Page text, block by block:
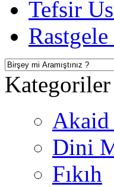
Tefsir
Kategoriler
Dini
Fıkıh